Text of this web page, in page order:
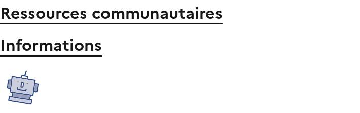
Ressources communautaires
Informations